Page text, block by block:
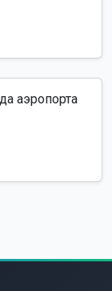
аэропорта